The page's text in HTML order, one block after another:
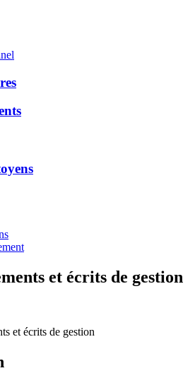
et écrits de gestion
et écrits de gestion